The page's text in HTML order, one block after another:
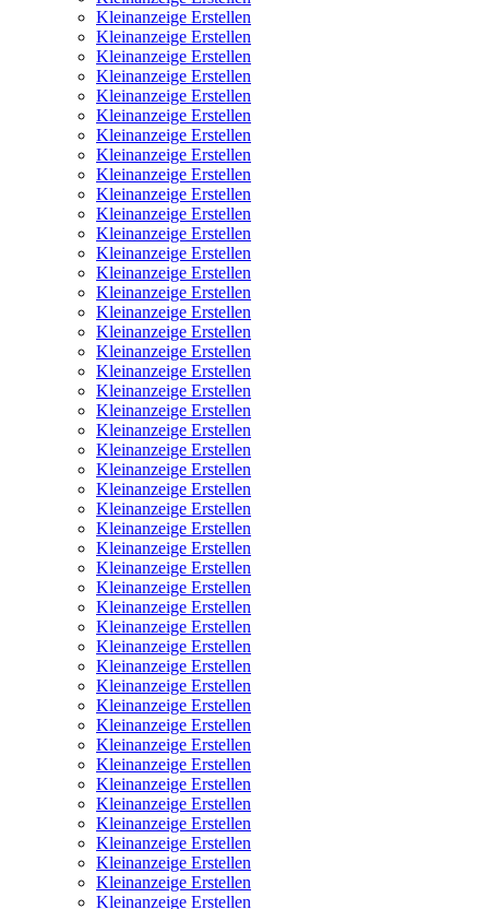
Kleinanzeige Erstellen
Kleinanzeige Erstellen
Kleinanzeige Erstellen
Kleinanzeige Erstellen
Kleinanzeige Erstellen
Kleinanzeige Erstellen
Kleinanzeige Erstellen
Kleinanzeige Erstellen
Kleinanzeige Erstellen
Kleinanzeige Erstellen
Kleinanzeige Erstellen
Kleinanzeige Erstellen
Kleinanzeige Erstellen
Kleinanzeige Erstellen
Kleinanzeige Erstellen
Kleinanzeige Erstellen
Kleinanzeige Erstellen
Kleinanzeige Erstellen
Kleinanzeige Erstellen
Kleinanzeige Erstellen
Kleinanzeige Erstellen
Kleinanzeige Erstellen
Kleinanzeige Erstellen
Kleinanzeige Erstellen
Kleinanzeige Erstellen
Kleinanzeige Erstellen
Kleinanzeige Erstellen
Kleinanzeige Erstellen
Kleinanzeige Erstellen
Kleinanzeige Erstellen
Kleinanzeige Erstellen
Kleinanzeige Erstellen
Kleinanzeige Erstellen
Kleinanzeige Erstellen
Kleinanzeige Erstellen
Kleinanzeige Erstellen
Kleinanzeige Erstellen
Kleinanzeige Erstellen
Kleinanzeige Erstellen
Kleinanzeige Erstellen
Kleinanzeige Erstellen
Kleinanzeige Erstellen
Kleinanzeige Erstellen
Kleinanzeige Erstellen
Kleinanzeige Erstellen
Kleinanzeige Erstellen